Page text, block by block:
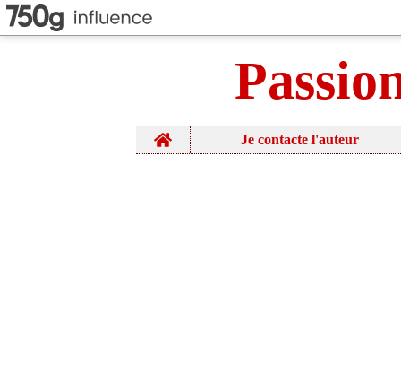
Home Je contacte l'auteur